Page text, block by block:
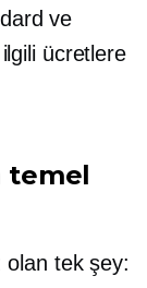
ve
ücretlere
temel
olan tek şey: